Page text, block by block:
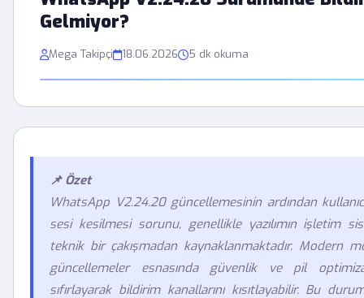
Gelmiyor?
Mega Takipçi 18.06.2026 5 dk okuma
📌 Özet
WhatsApp V2.24.20 güncellemesinin ardından
sesi kesilmesi sorunu, genellikle yazılımın işletim
teknik bir çakışmadan kaynaklanmaktadır. Modern
güncellemeler esnasında güvenlik ve pil
sıfırlayarak bildirim kanallarını kısıtlayabilir. Bu